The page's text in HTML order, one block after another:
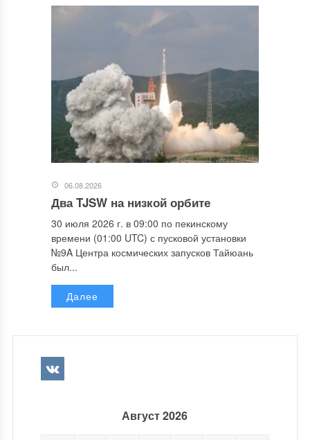
06.08.2026
Два TJSW на низкой орбите
30 июля 2026 г. в 09:00 по пекинскому
времени (01:00 UTC) с пусковой установки
№9A Центра космических запусков Тайюань
был...
Далее
Август 2026